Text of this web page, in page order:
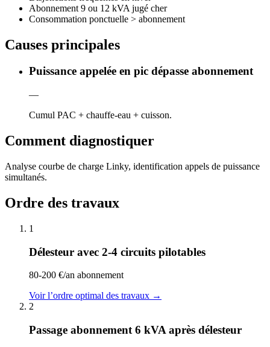
Abonnement 9 ou 12 kVA jugé cher
Consommation ponctuelle > abonnement
Causes principales
Puissance appelée en pic dépasse abonnement
—
Cumul PAC + chauffe-eau + cuisson.
Comment diagnostiquer
Analyse courbe de charge Linky, identification appels de puissance
simultanés.
Ordre des travaux
1
Délesteur avec 2-4 circuits pilotables
80-200 €/an abonnement
Voir l’ordre optimal des travaux →
2
Passage abonnement 6 kVA après délesteur